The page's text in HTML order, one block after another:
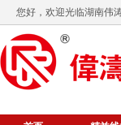
您好，欢迎光临湖南伟